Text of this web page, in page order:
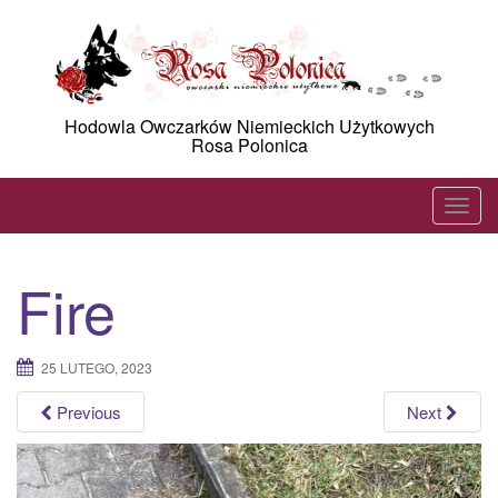
Hodowla Owczarków Niemieckich Użytkowych
Rosa Polonica
T
o
v
i
g
Fire
25 LUTEGO, 2023
Previous Next